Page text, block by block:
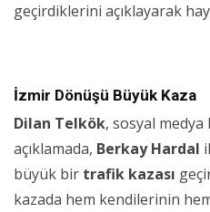
geçirdiklerini açıklayarak
İzmir Dönüşü Büyük Kaza
Dilan Telkök, sosyal medya
açıklamada, Berkay Hardal
büyük bir trafik kazası
kazada hem kendilerinin